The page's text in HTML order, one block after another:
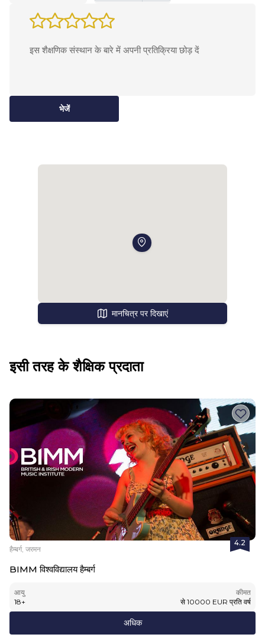
भेजें
मानचित्र पर दिखाएं
इसी तरह के शैक्षिक प्रदाता
4.2
हैम्बर्ग, जरमन
BIMM विश्वविद्यालय हैम्बर्ग
आयु
18+
कीमत
से 10000 EUR प्रति वर्ष
अधिक